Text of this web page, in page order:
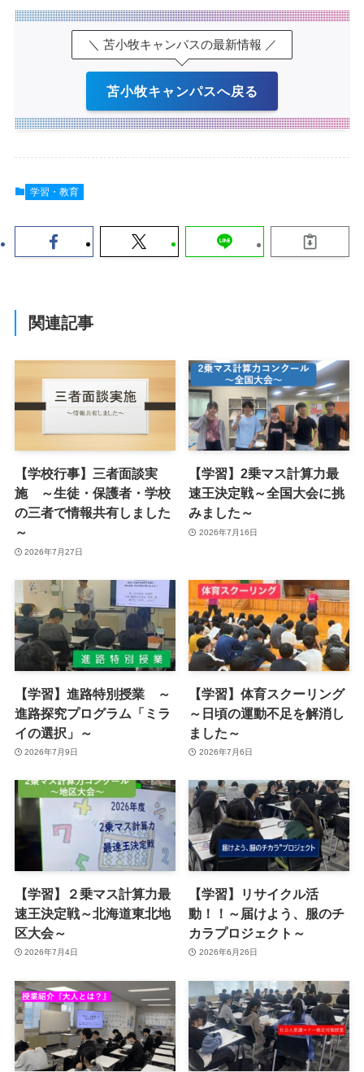
＼ 苫小牧キャンパスの最新情報 ／
苫小牧キャンパスへ戻る
学習・教育
関連記事
【学校行事】三者面談実
施 ～生徒・保護者・学校
の三者で情報共有しました
～
2026年7月27日
【学習】2乗マス計算力最
速王決定戦～全国大会に挑
みました～
2026年7月16日
【学習】進路特別授業 ～
進路探究プログラム「ミラ
イの選択」～
2026年7月9日
【学習】体育スクーリング
～日頃の運動不足を解消し
ました～
2026年7月6日
【学習】２乗マス計算力最
速王決定戦～北海道東北地
区大会～
2026年7月4日
【学習】リサイクル活
動！！～届けよう、服のチ
カラプロジェクト～
2026年6月26日